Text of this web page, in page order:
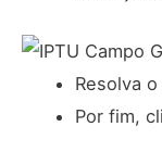
Resolva
Por fim,